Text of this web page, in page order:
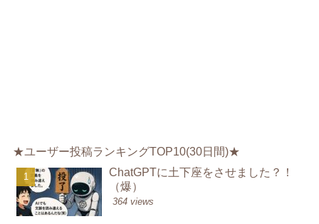
★ユーザー投稿ランキングTOP10(30日間)★
ChatGPTに土下座をさせました？！
（爆）
364 views